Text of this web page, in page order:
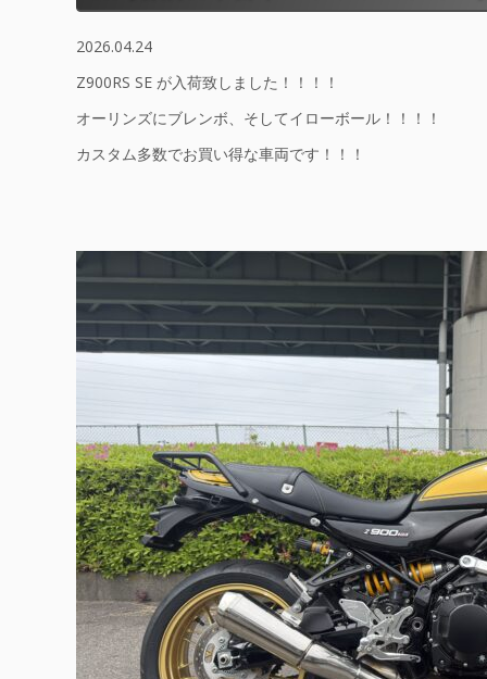
2026.04.24
Z900RS SE が入荷致しました！！！！
オーリンズにブレンボ、そしてイローボール！！！！
カスタム多数でお買い得な車両です！！！